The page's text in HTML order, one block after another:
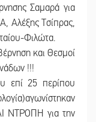
Σαμαρά για
Αλέξης Τσίπρας,
Φιλώτα.
και Θεσμοί
!!!
επί 25 περίπου
ΝΤΡΟΠΗ για την